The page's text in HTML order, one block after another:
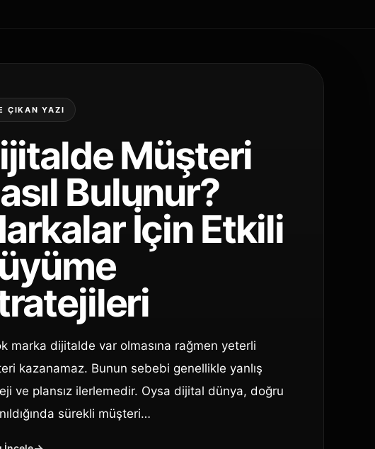
ÇIKAN YAZI
Müşteri
Bulunur?
İçin Etkili
marka dijitalde var olmasına rağmen yeterli
kazanamaz. Bunun sebebi genellikle yanlış
ve plansız ilerlemedir. Oysa dijital dünya, doğru
sürekli müşteri…